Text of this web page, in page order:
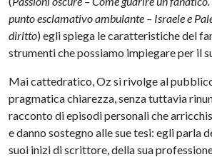
punto esclamativo ambulante – Israele e
diritto) egli spiega le caratteristiche del
strumenti che possiamo impiegare per il
Mai cattedratico, Oz si rivolge al
pragmatica chiarezza, senza tuttavia
racconto di episodi personali che
e danno sostegno alle sue tesi: egli parla
suoi inizi di scrittore, della sua